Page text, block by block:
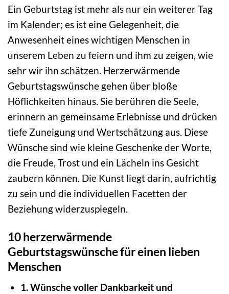
Ein Geburtstag ist mehr als nur ein weiterer Tag
im Kalender; es ist eine Gelegenheit, die
Anwesenheit eines wichtigen Menschen in
unserem Leben zu feiern und ihm zu zeigen, wie
sehr wir ihn schätzen. Herzerwärmende
Geburtstagswünsche gehen über bloße
Höflichkeiten hinaus. Sie berühren die Seele,
erinnern an gemeinsame Erlebnisse und drücken
tiefe Zuneigung und Wertschätzung aus. Diese
Wünsche sind wie kleine Geschenke der Worte,
die Freude, Trost und ein Lächeln ins Gesicht
zaubern können. Die Kunst liegt darin, aufrichtig
zu sein und die individuellen Facetten der
Beziehung widerzuspiegeln.
10 herzerwärmende
Geburtstagswünsche für einen lieben
Menschen
1. Wünsche voller Dankbarkeit und